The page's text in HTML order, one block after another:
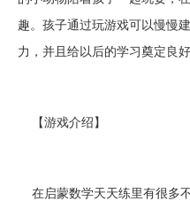
趣。孩子通过玩游戏可以慢慢
力，并且给以后的学习奠定良好
【游戏介绍】
在启蒙数学天天练里有很多